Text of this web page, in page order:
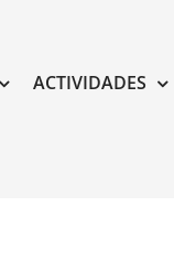
ACTIVIDADES